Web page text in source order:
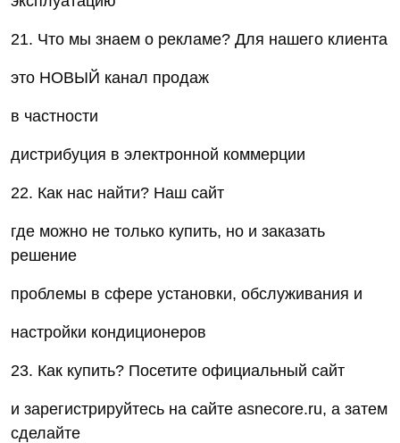
21. Что мы знаем о рекламе? Для нашего клиента
это НОВЫЙ канал продаж
в частности
дистрибуция в электронной коммерции
22. Как нас найти? Наш сайт
где можно не только купить, но и заказать
решение
проблемы в сфере установки, обслуживания и
настройки кондиционеров
23. Как купить? Посетите официальный сайт
и зарегистрируйтесь на сайте asnecore.ru, а затем
сделайте